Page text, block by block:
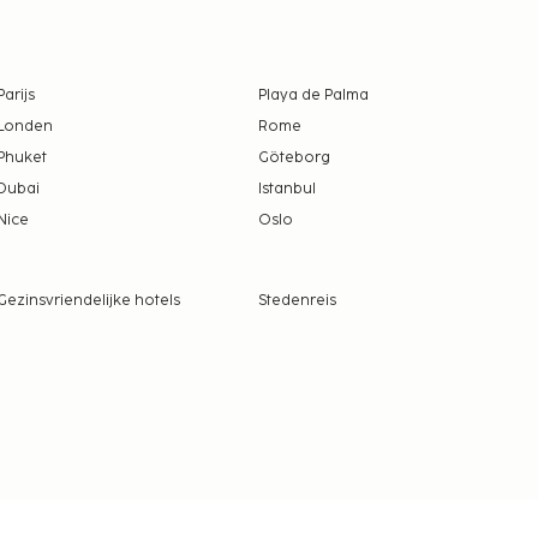
Parijs
Playa de Palma
Londen
Rome
Phuket
Göteborg
Dubai
Istanbul
Nice Oslo
hotels
Stedenreis